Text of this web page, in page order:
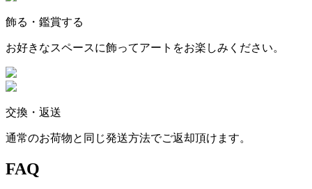
飾る・鑑賞する
お好きなスペースに飾ってアートをお楽しみください。
交換・返送
通常のお荷物と同じ発送方法でご返却頂けます。
FAQ